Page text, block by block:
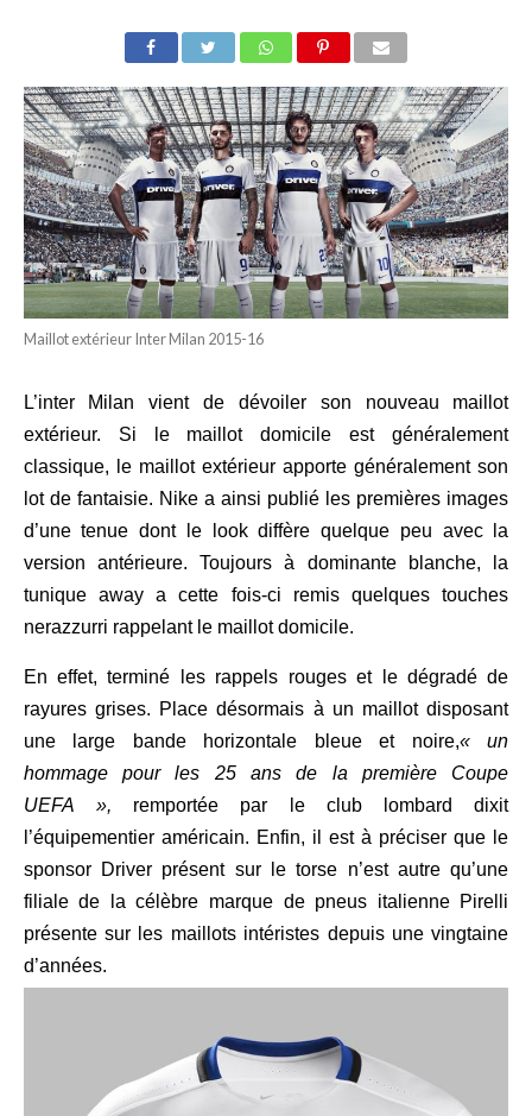
Maillot extérieur Inter Milan 2015-16
L’inter Milan vient de dévoiler son nouveau maillot
extérieur. Si le maillot domicile est généralement
classique, le maillot extérieur apporte généralement son
lot de fantaisie. Nike a ainsi publié les premières images
d’une tenue dont le look diffère quelque peu avec la
version antérieure. Toujours à dominante blanche, la
tunique away a cette fois-ci remis quelques touches
nerazzurri rappelant le maillot domicile.
En effet, terminé les rappels rouges et le dégradé de
rayures grises. Place désormais à un maillot disposant
une large bande horizontale bleue et noire,« un
hommage pour les 25 ans de la première Coupe
UEFA »,
remportée par le club lombard dixit
l’équipementier américain. Enfin, il est à préciser que le
sponsor Driver présent sur le torse n’est autre qu’une
filiale de la célèbre marque de pneus italienne Pirelli
présente sur les maillots intéristes depuis une vingtaine
d’années.